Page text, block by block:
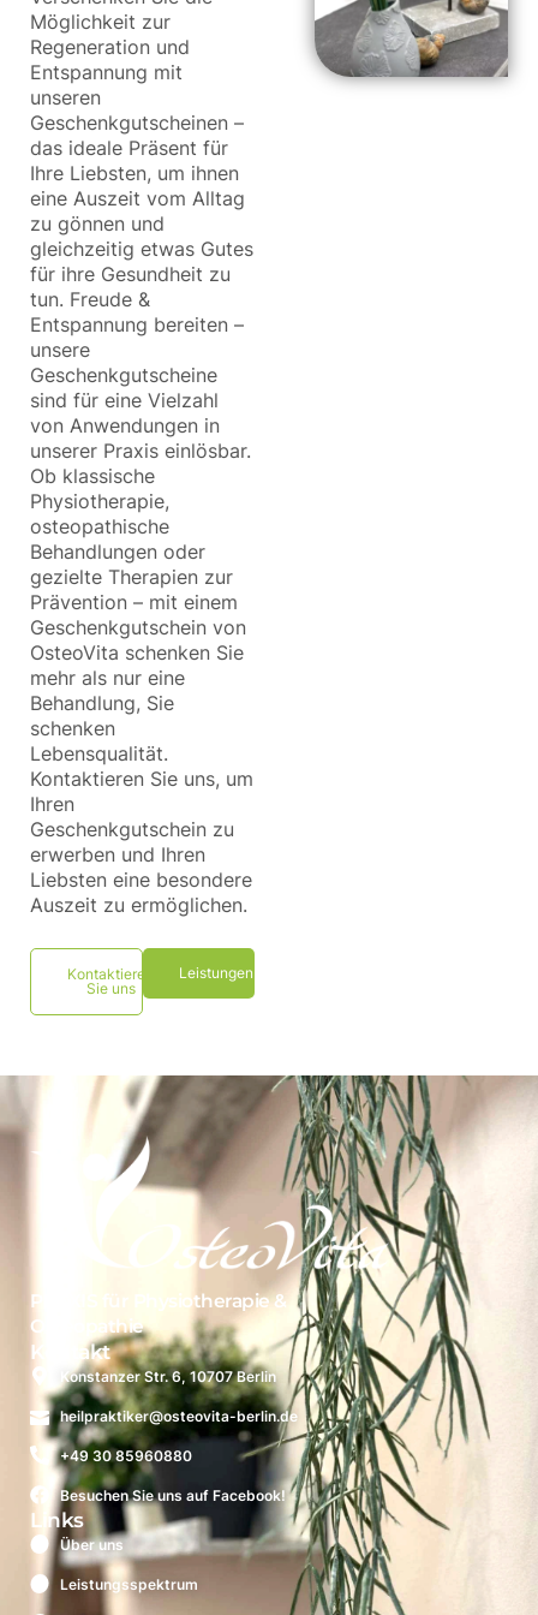
Möglichkeit zur
Regeneration und
Entspannung mit
unseren
Geschenkgutscheinen –
das ideale Präsent für
Ihre Liebsten, um ihnen
eine Auszeit vom Alltag
zu gönnen und
gleichzeitig etwas Gutes
für ihre Gesundheit zu
tun. Freude &
Entspannung bereiten –
unsere
Geschenkgutscheine
sind für eine Vielzahl
von Anwendungen in
unserer Praxis einlösbar.
Ob klassische
Physiotherapie,
osteopathische
Behandlungen oder
gezielte Therapien zur
Prävention – mit einem
Geschenkgutschein von
OsteoVita schenken Sie
mehr als nur eine
Behandlung, Sie
schenken
Lebensqualität.
Kontaktieren Sie uns, um
Ihren
Geschenkgutschein zu
erwerben und Ihren
Liebsten eine besondere
Auszeit zu ermöglichen.
Kontaktieren
Sie uns
Leistungen
PRAXIS für Physiotherapie &
Osteopathie
Kontakt
Konstanzer Str. 6, 10707 Berlin
heilpraktiker@osteovita-berlin.de
+49 30 85960880
Besuchen Sie uns auf Facebook!
Links
Über uns
Leistungsspektrum